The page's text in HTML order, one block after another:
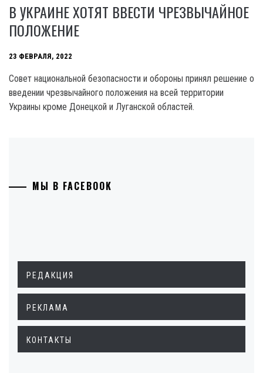
В УКРАИНЕ ХОТЯТ ВВЕСТИ ЧРЕЗВЫЧАЙНОЕ
ПОЛОЖЕНИЕ
23 ФЕВРАЛЯ, 2022
Совет национальной безопасности и обороны принял решение о
введении чрезвычайного положения на всей территории
Украины кроме Донецкой и Луганской областей.
МЫ В FACEBOOK
РЕДАКЦИЯ
РЕКЛАМА
КОНТАКТЫ